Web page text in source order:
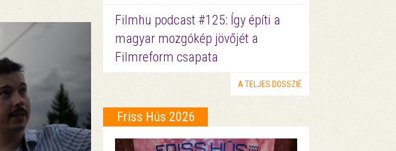
Filmhu podcast #125: Így építi a
magyar mozgókép jövőjét a
Filmreform csapata
A TELJES DOSSZIÉ
Friss Hús 2026